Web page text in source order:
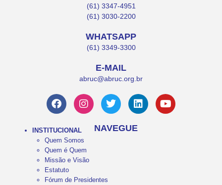
(61) 3347-4951
(61) 3030-2200
WHATSAPP
(61) 3349-3300
E-MAIL
abruc@abruc.org.br
NAVEGUE
INSTITUCIONAL
Quem Somos
Quem é Quem
Missão e Visão
Estatuto
Fórum de Presidentes